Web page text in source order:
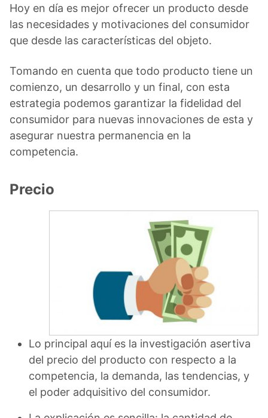
Hoy en día es mejor ofrecer un producto desde
las necesidades y motivaciones del consumidor
que desde las características del objeto.
Tomando en cuenta que todo producto tiene un
comienzo, un desarrollo y un final, con esta
estrategia podemos garantizar la fidelidad del
consumidor para nuevas innovaciones de esta y
asegurar nuestra permanencia en la
competencia.
Precio
Lo principal aquí es la investigación asertiva
del precio del producto con respecto a la
competencia, la demanda, las tendencias, y
el poder adquisitivo del consumidor.